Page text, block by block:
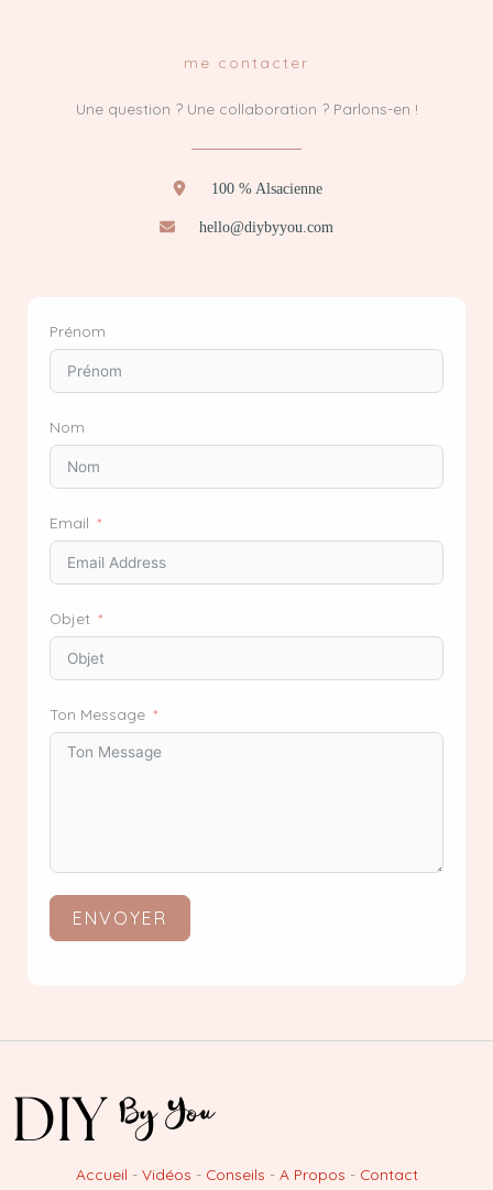
me contacter
Une question ? Une collaboration ? Parlons-en !
100 % Alsacienne
hello@diybyyou.com
Prénom
Nom
Email
Objet
Ton Message
ENVOYER
Accueil - Vidéos - Conseils - A Propos - Contact